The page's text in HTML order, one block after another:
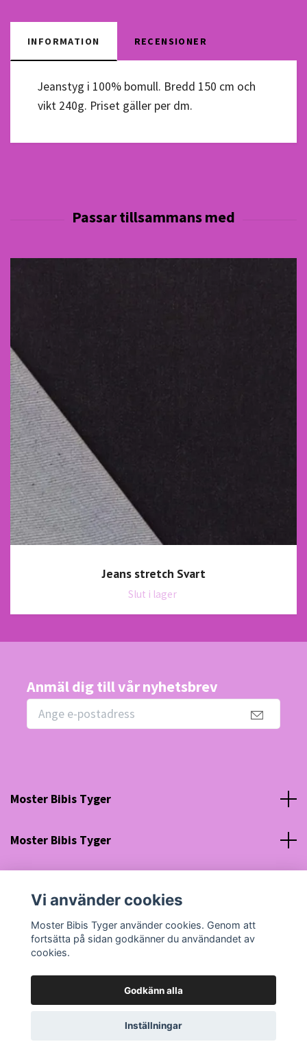
INFORMATION RECENSIONER
Jeanstyg i 100% bomull. Bredd 150 cm och
vikt 240g. Priset gäller per dm.
Jeans stretch Svart
Slut i lager
Anmäl dig till vår nyhetsbrev
Moster Bibis Tyger
Moster Bibis Tyger
Org nr: 630910-5945
© 2026 Moster Bibis Tyger
Vi använder cookies
Moster Bibis Tyger använder cookies. Genom att
fortsätta på sidan godkänner du användandet av
cookies.
Godkänn alla
Inställningar